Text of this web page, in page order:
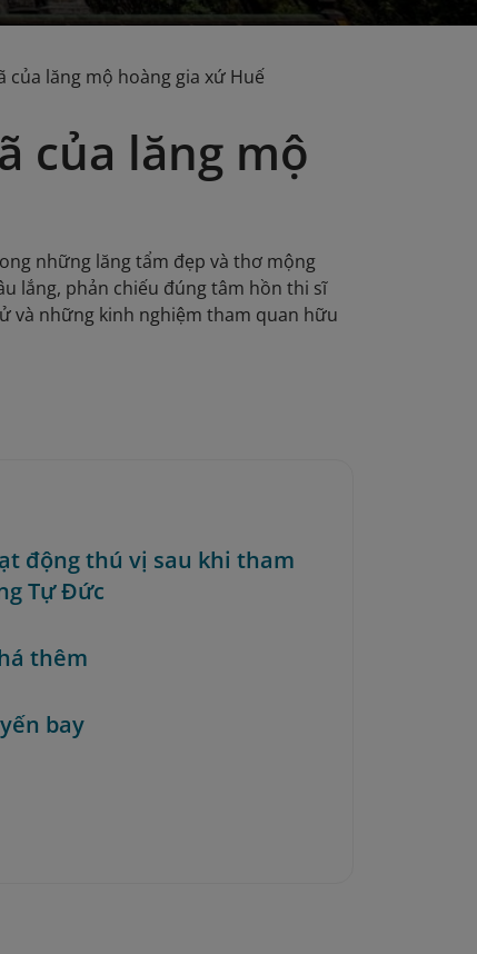
của lăng mộ hoàng gia xứ Huế
của lăng mộ
những lăng tẩm đẹp và thơ mộng
lắng, phản chiếu đúng tâm hồn thi sĩ
và những kinh nghiệm tham quan hữu
động thú vị sau khi tham
Tự Đức
thêm
bay